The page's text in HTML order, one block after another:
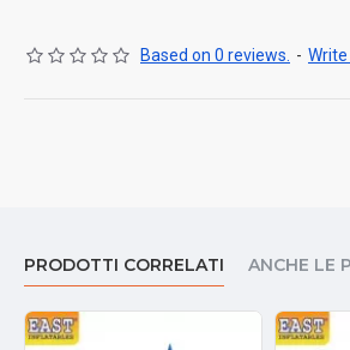
Based on 0 reviews. -
PRODOTTI CORRELATI ANCHE LE